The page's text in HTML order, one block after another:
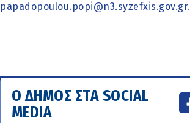
papadopoulou.popi@n3.syzefxis.gov.gr.
Ο ΔΗΜΟΣ ΣΤΑ SOCIAL
MEDIA